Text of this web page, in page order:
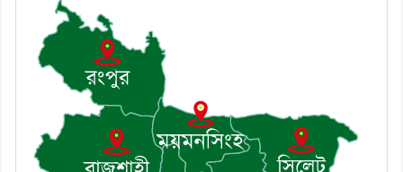
৭। দাউদকান্দিতে মুচি সম্প্রদায়ের
খোঁজখবর নিলেন ড. খন্দকার মারুফ
হোসেন